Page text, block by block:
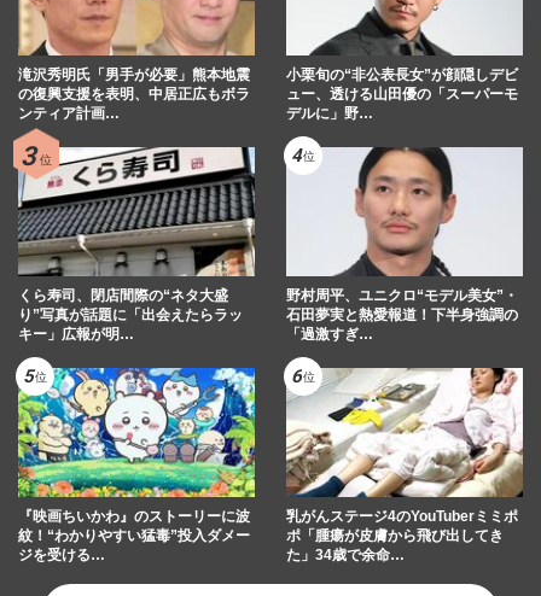
滝沢秀明氏「男手が必要」熊本地震
の復興支援を表明、中居正広もボラ
ンティア計画…
小栗旬の“非公表長女”が顔隠しデビ
ュー、透ける山田優の「スーパーモ
デルに」野…
くら寿司、閉店間際の“ネタ大盛
り”写真が話題に「出会えたらラッ
キー」広報が明…
野村周平、ユニクロ“モデル美女”・
石田夢実と熱愛報道！下半身強調の
「過激すぎ…
『映画ちいかわ』のストーリーに波
紋！“わかりやすい猛毒”投入ダメー
ジを受ける…
乳がんステージ4のYouTuberミミポ
ポ「腫瘍が皮膚から飛び出してき
た」34歳で余命…